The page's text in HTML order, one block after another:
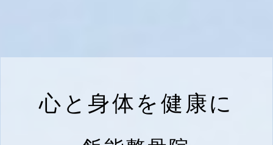
心と身体を健康に